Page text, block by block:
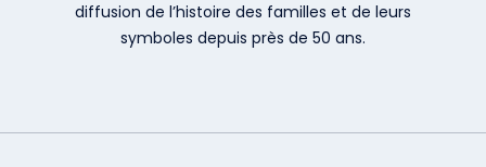
diffusion de l’histoire des familles et de leurs
symboles depuis près de 50 ans.